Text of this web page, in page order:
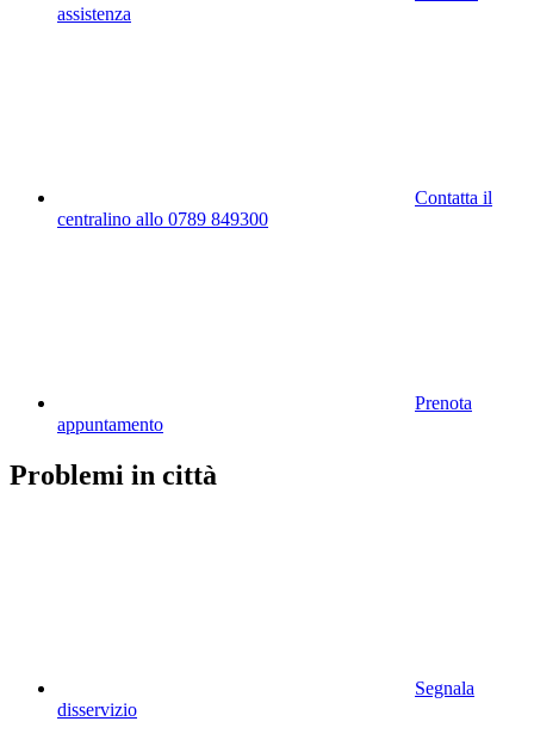
assistenza
Contatta il
centralino allo 0789 849300
Prenota
appuntamento
Problemi in città
Segnala
disservizio